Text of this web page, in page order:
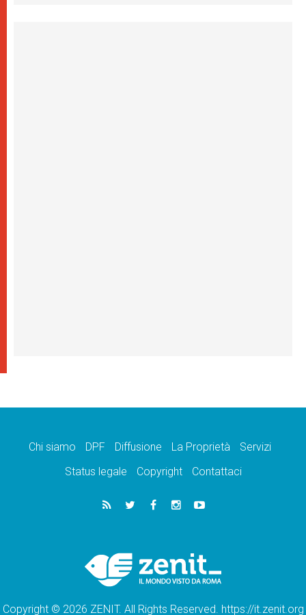
Chi siamo DPF Diffusione La Proprietà
Servizi
Status legale
Copyright Contattaci
Copyright © 2026 ZENIT. All Rights Reserved. https://it.zenit.org